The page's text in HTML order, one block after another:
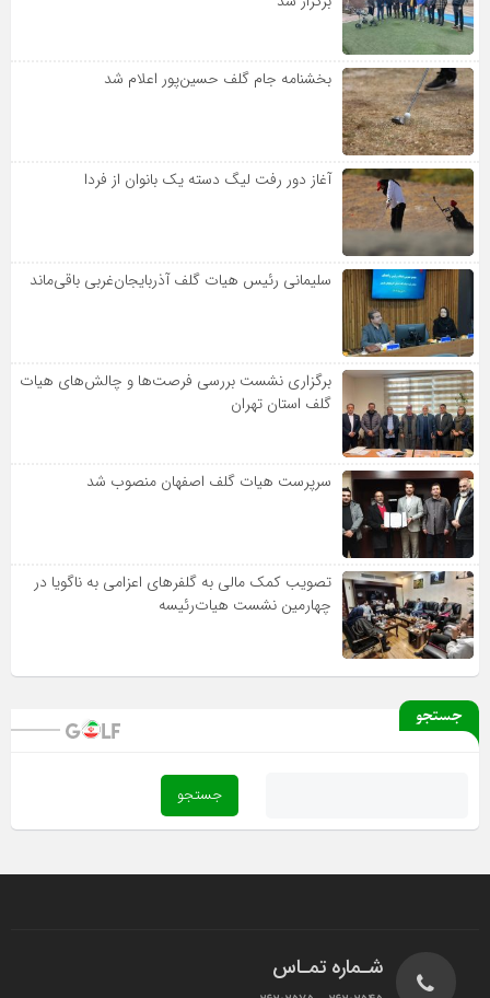
بخشنامه جام گلف حسین‌پور اعلام شد
آغاز دور رفت لیگ دسته یک بانوان از فردا
سلیمانی رئیس هیات گلف آذربایجان‌غربی باقی‌ماند
برگزاری نشست بررسی فرصت‌ها و چالش‌های هیات
گلف استان تهران
سرپرست هیات گلف اصفهان منصوب شد
تصویب کمک مالی به گلفرهای اعزامی به ناگویا در
چهارمین نشست هیات‌رئیسه
جستجو
شـماره تمـاس